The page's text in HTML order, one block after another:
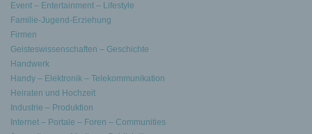
Event – Entertainment – Lifestyle
Familie-Jugend-Erziehung
Firmen
Geisteswissenschaften – Geschichte
Handwerk
Handy – Elektronik – Telekommunikation
Heiraten und Hochzeit
Industrie – Produktion
Internet – Portale – Foren – Communities